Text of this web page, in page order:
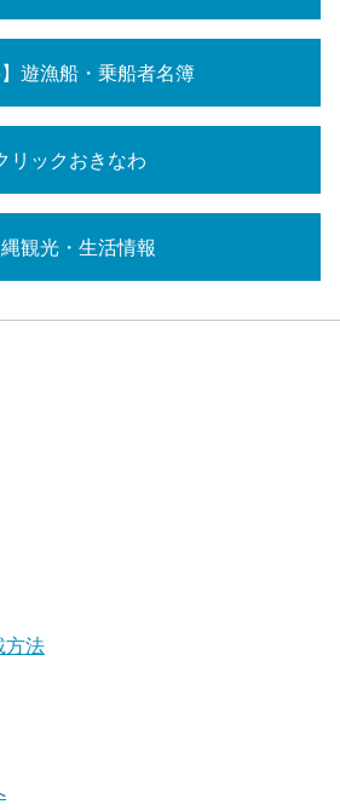
】遊漁船・乗船者名簿
リックおきなわ
観光・生活情報
方法